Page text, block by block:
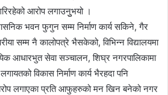
आरोप लगाउनुुभयो ।
भवन फुगुन सम्म निर्माण कार्य सकिने, गैर
सम्म नै कालोपत्रे भैसकेको, विभिन्न विद्यालयमा
आधारभुत सेवा सञ्चालन, शिघ्र नगरपालिकामा
विकास निर्माण कार्य भैरहदा पनि
लगाएका प्रति आफुहरुको मन खिन बनेको नगर